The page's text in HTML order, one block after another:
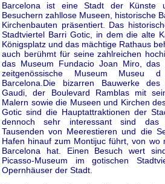
Barcelona ist eine Stadt der Künste
Besuchern zahllose Museen, historische
Kirchenbauten präsentiert. Das
Stadtviertel Barri Gotic, in dem die alte
Königsplatz und das mächtige Rathaus
auch berühmt für seine zahlreichen
das Museum Fundacio Joan Miro, das
zeitgenössische Museum Museu
Barcelona.Die bizarren Bauwerke des
Gaudi, der Boulevard Ramblas mit
Malern sowie die Museen und Kirchen
Gotic sind die Hauptattraktionen der
dennoch sehr interessant sind das
Tausenden von Meerestieren und die
Hafen hinauf zum Montijuc führt, von wo
Barcelona hat. Einen Besuch wert
Picasso-Museum im gotischen
Opernhäuser der Stadt.